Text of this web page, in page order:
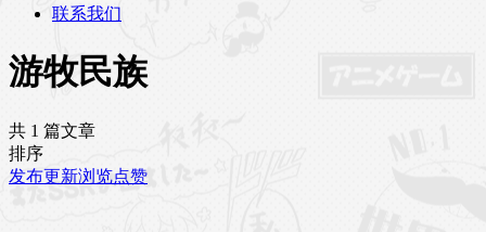
联系我们
游牧民族
共 1 篇文章
排序
发布更新浏览点赞